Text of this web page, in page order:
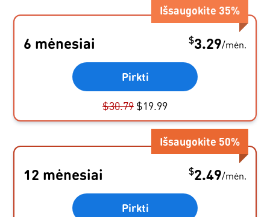
6 mėnesiai $3.29/mėn.
Pirkti
$30.79 $19.99
Išsaugokite 35%
12 mėnesiai $2.49/mėn.
Pirkti
Išsaugokite 50%